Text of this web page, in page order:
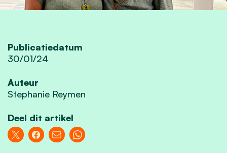
Publicatiedatum
30/01/24
Auteur
Stephanie Reymen
Deel dit artikel